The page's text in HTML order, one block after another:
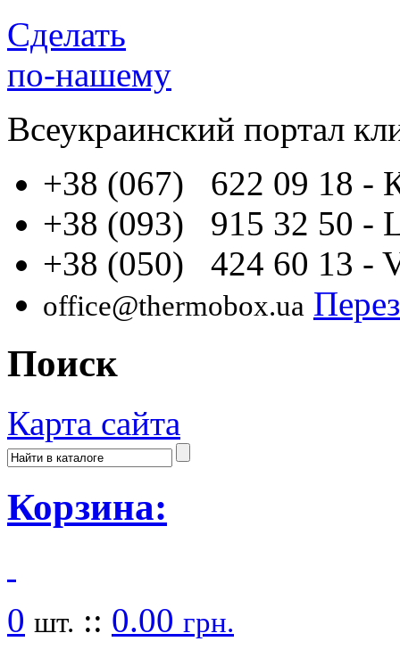
Сделать
по-нашему
Всеукраинский портал
+38 (067) 622 09 18 -
+38 (093) 915 32 50 -
+38 (050) 424 60 13 -
office@thermobox.ua
Поиск
Карта сайта
Корзина:
0 шт. :: 0.00 грн.